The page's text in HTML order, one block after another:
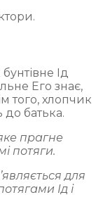
Ід
Его знає,
того, хлопчик
до батька.
прагне
потяги.
для
Ід і